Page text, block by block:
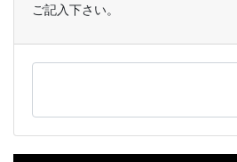
ご記入下さい。